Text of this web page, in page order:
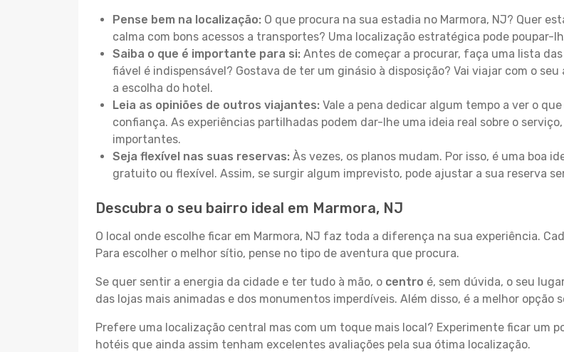
Pense bem na localização: O que procura na sua estadia no Marmora, NJ? Quer
calma com bons acessos a transportes? Uma localização estratégica pode poupar-
Saiba o que é importante para si: Antes de começar a procurar, faça uma lista
fiável é indispensável? Gostava de ter um ginásio à disposição? Vai viajar com o
a escolha do hotel.
Leia as opiniões de outros viajantes: Vale a pena dedicar algum tempo a ver o
confiança. As experiências partilhadas podem dar-lhe uma ideia real sobre o
importantes.
Seja flexível nas suas reservas: Às vezes, os planos mudam. Por isso, é uma boa
gratuito ou flexível. Assim, se surgir algum imprevisto, pode ajustar a sua reserva
Descubra o seu bairro ideal em Marmora, NJ
O local onde escolhe ficar em Marmora, NJ faz toda a diferença na sua experiência.
Para escolher o melhor sítio, pense no tipo de aventura que procura.
Se quer sentir a energia da cidade e ter tudo à mão, o centro é, sem dúvida, o seu
das lojas mais animadas e dos monumentos imperdíveis. Além disso, é a melhor opção
Prefere uma localização central mas com um toque mais local? Experimente ficar um
hotéis que ainda assim tenham excelentes avaliações pela sua ótima localização.